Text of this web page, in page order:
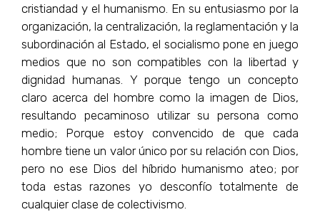
cristiandad y el humanismo. En su entusiasmo por la
organización, la centralización, la reglamentación y la
subordinación al Estado, el socialismo pone en juego
medios que no son compatibles con la libertad y
dignidad humanas. Y porque tengo un concepto
claro acerca del hombre como la imagen de Dios,
resultando pecaminoso utilizar su persona como
medio; Porque estoy convencido de que cada
hombre tiene un valor único por su relación con Dios,
pero no ese Dios del híbrido humanismo ateo; por
toda estas razones yo desconfío totalmente de
cualquier clase de colectivismo.